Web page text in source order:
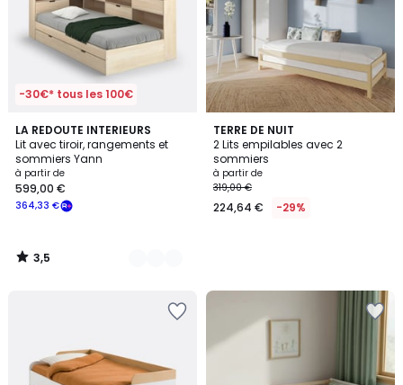
-30€* tous les 100€
LA REDOUTE INTERIEURS
Lit avec tiroir, rangements et
sommiers Yann
à partir de
364,33 €
599,00 €
3,5
/ 5
2
Couleurs
3,5
/
TERRE DE NUIT
2 Lits empilables avec 2
sommiers
à partir de
319,00 €
224,64 € -29%